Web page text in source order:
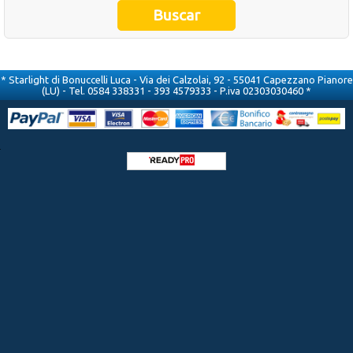
Offerte del mese
* Starlight di Bonuccelli Luca - Via dei Calzolai, 92 - 55041 Capezzano Pianore
(LU) - Tel. 0584 338331 - 393 4579333 - P.iva 02303030460 *